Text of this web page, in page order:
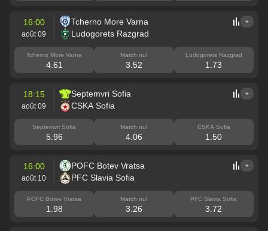
16:00
août 09
Tcherno More Varna
Ludogorets Razgrad
+
Tcherno More Varna
4.61
Match nul
3.52
Ludogorets Razgrad
1.73
18:15
août 09
Septemvri Sofia
CSKA Sofia
+
Septemvri Sofia
5.96
Match nul
4.06
CSKA Sofia
1.50
16:00
août 10
POFC Botev Vratsa
PFC Slavia Sofia
+
POFC Botev Vratsa
1.98
Match nul
3.26
PFC Slavia Sofia
3.72